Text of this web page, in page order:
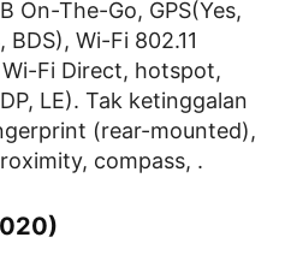
On-The-Go, GPS(Yes,
BDS), Wi-Fi 802.11
Fi Direct, hotspot,
LE). Tak ketinggalan
(rear-mounted),
compass, .